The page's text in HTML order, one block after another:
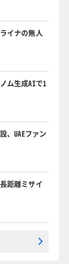
イナの無人
ム生成AIで1
、UAEファン
距離ミサイ